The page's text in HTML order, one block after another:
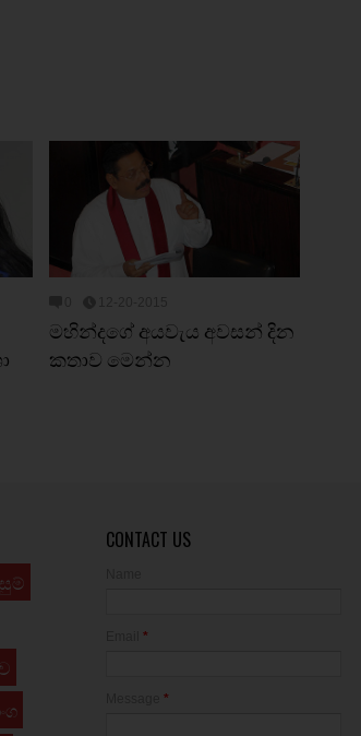
මහින්දගේ අයවැය අවසන් දින
කතාව මෙන්න
CONTACT US
*
*